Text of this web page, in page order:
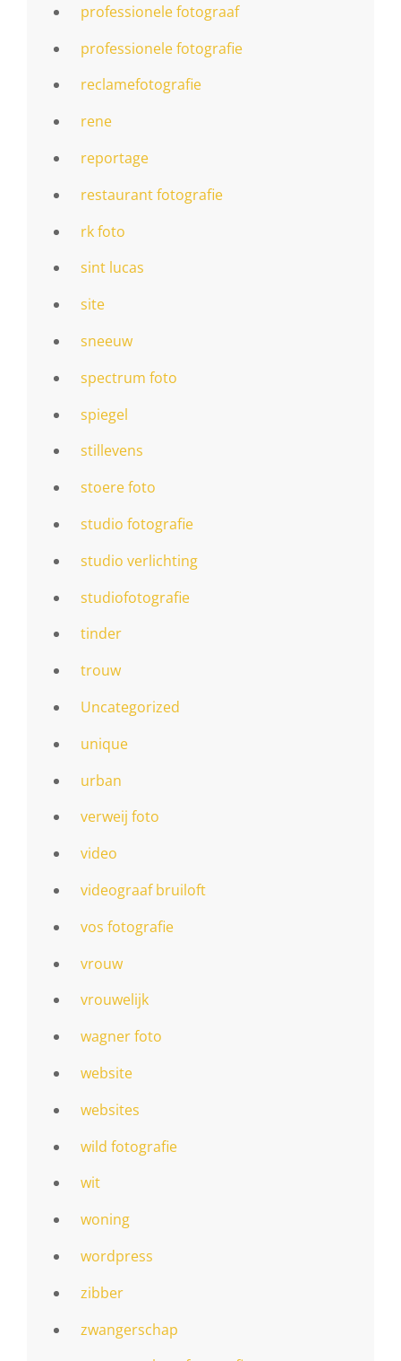
professionele fotograaf
professionele fotografie
reclamefotografie
rene
reportage
restaurant fotografie
rk foto
sint lucas
site
sneeuw
spectrum foto
spiegel
stillevens
stoere foto
studio fotografie
studio verlichting
studiofotografie
tinder
trouw
Uncategorized
unique
urban
verweij foto
video
videograaf bruiloft
vos fotografie
vrouw
vrouwelijk
wagner foto
website
websites
wild fotografie
wit
woning
wordpress
zibber
zwangerschap